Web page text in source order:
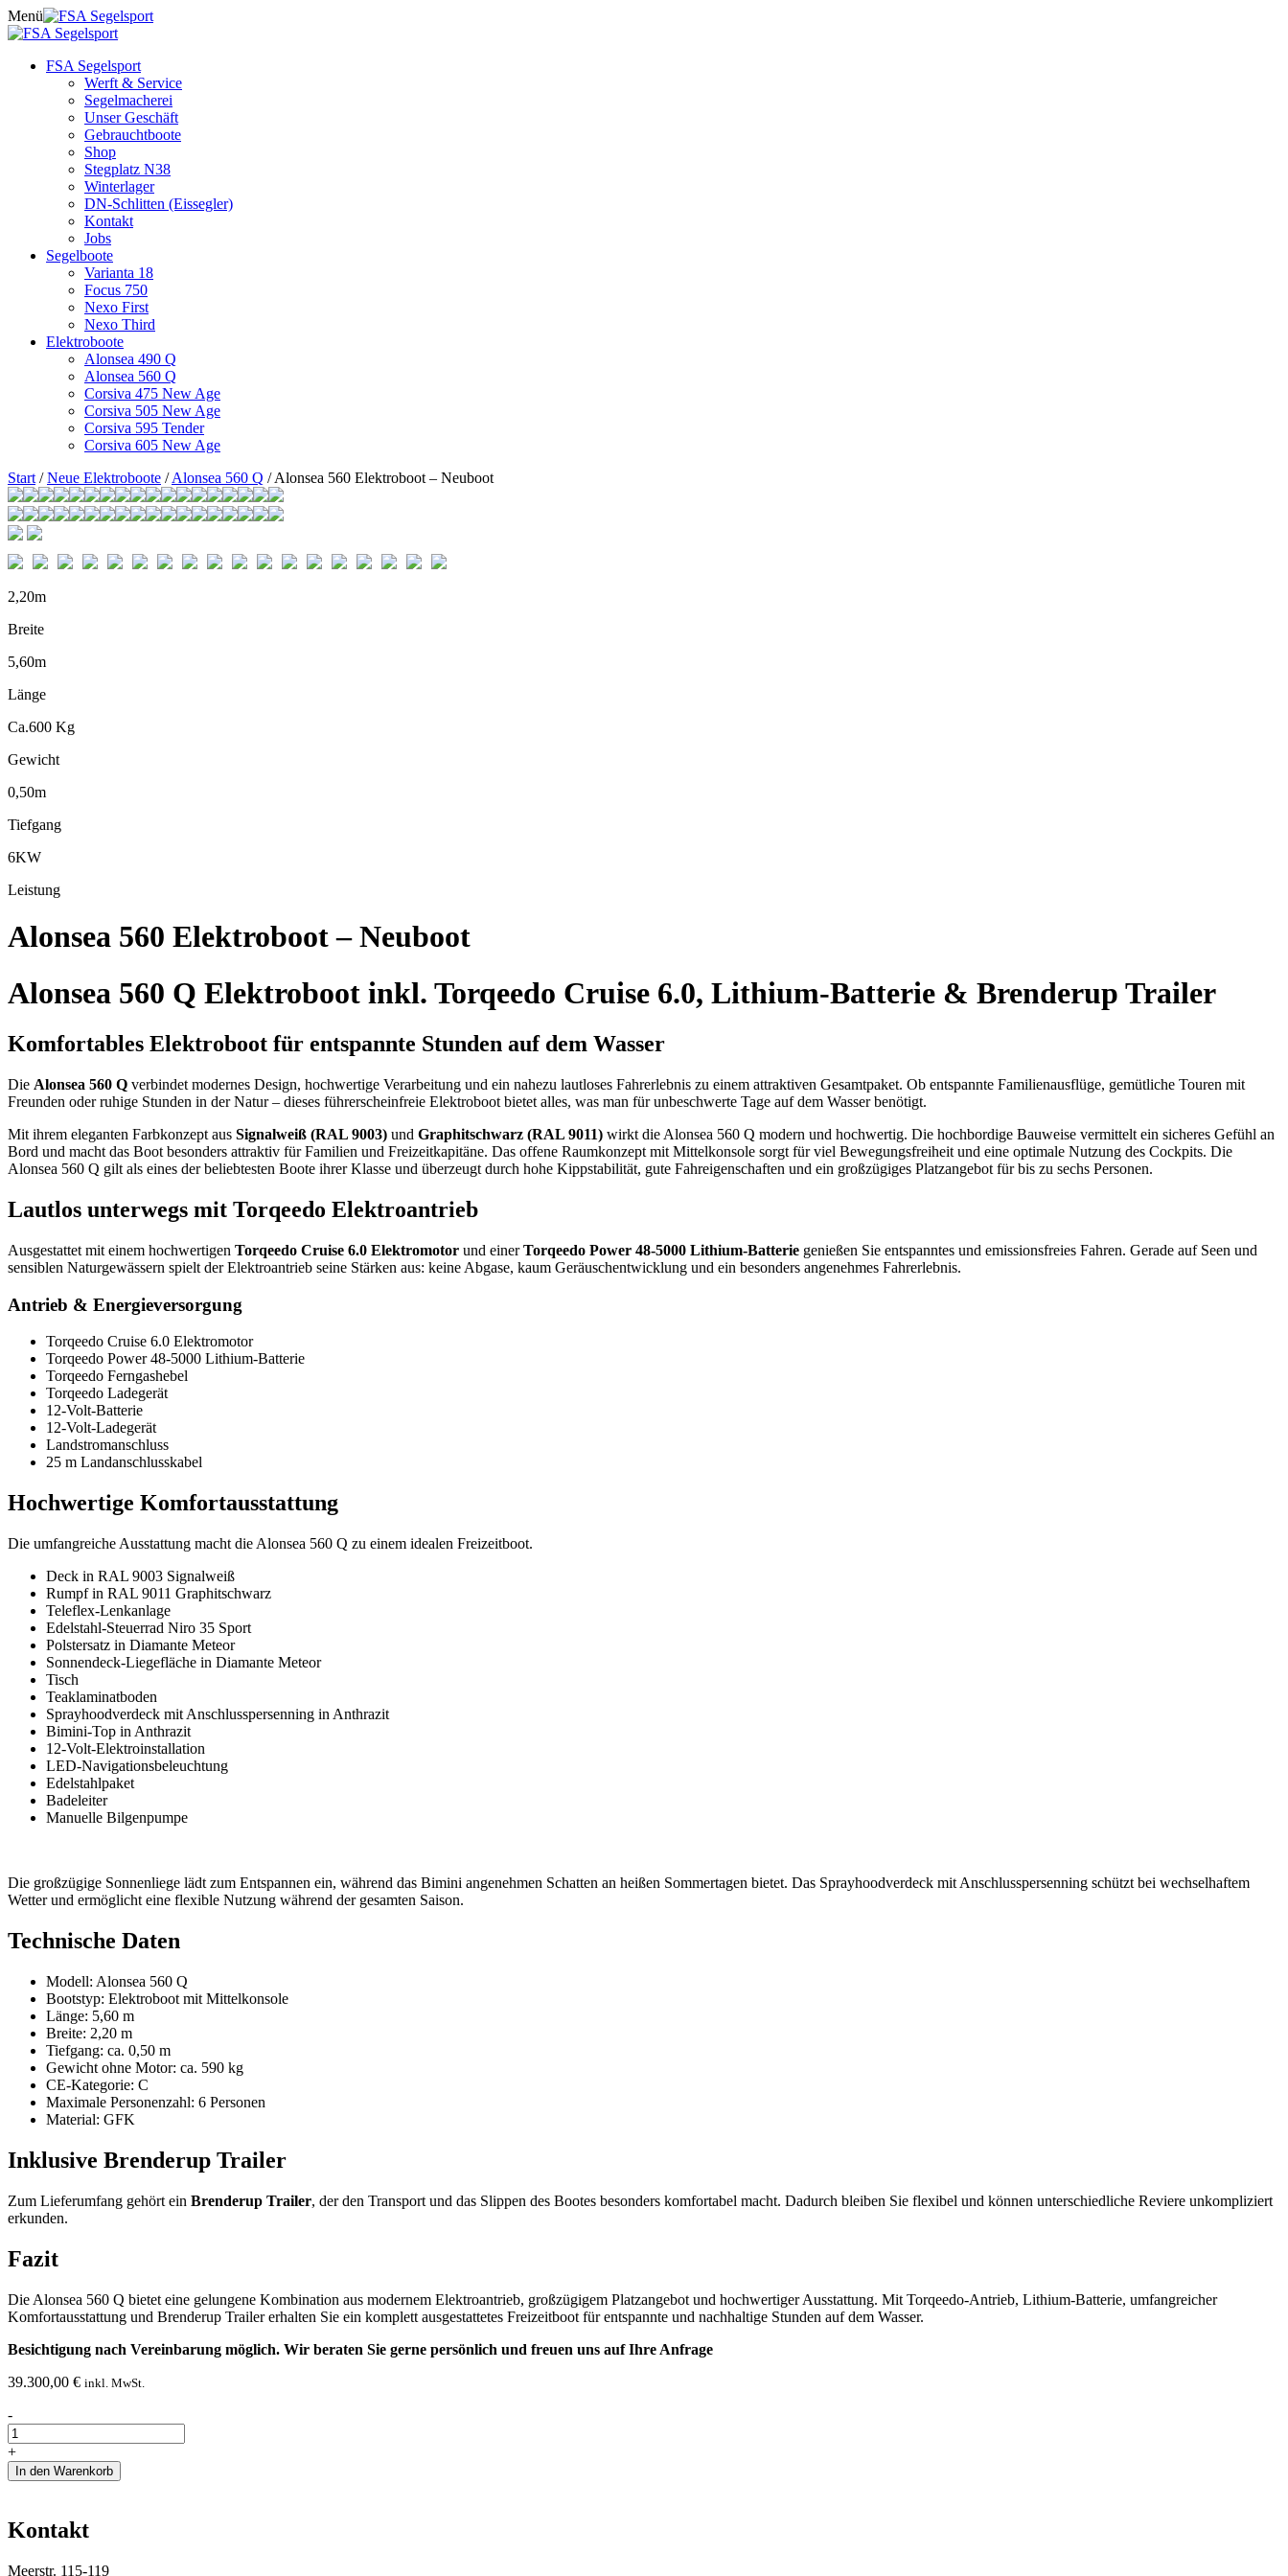
Skip
to
Menü
FSA Segelsport
Werft & Service
Segelmacherei
Unser Geschäft
Gebrauchtboote
Shop
Stegplatz N38
Winterlager
DN-Schlitten (Eissegler)
Kontakt
Jobs
Segelboote
Varianta 18
Focus 750
Nexo First
Nexo Third
Elektroboote
Alonsea 490 Q
Alonsea 560 Q
Corsiva 475 New Age
Corsiva 505 New Age
Corsiva 595 Tender
Corsiva 605 New Age
Start /Neue Elektroboote /Alonsea 560 Q / Alonsea 560 Elektroboot – Neuboot
2,20m
Breite
5,60m
Länge
Ca.600 Kg
Gewicht
0,50m
Tiefgang
6KW
Leistung
Alonsea 560 Elektroboot – Neuboot
Alonsea 560 Q Elektroboot inkl. Torqeedo Cruise 6.0, Lithium-Batterie & Brenderup Trailer
Komfortables Elektroboot für entspannte Stunden auf dem Wasser
Die Alonsea 560 Q verbindet modernes Design, hochwertige Verarbeitung und ein nahezu lautloses Fahrerlebnis zu einem attraktiven Gesamtpaket. Ob entspannte Familienausflüge, gemütliche Touren mit
Freunden oder ruhige Stunden in der Natur – dieses führerscheinfreie Elektroboot bietet alles, was man für unbeschwerte Tage auf dem Wasser benötigt.
Mit ihrem eleganten Farbkonzept aus Signalweiß (RAL 9003) und Graphitschwarz (RAL 9011) wirkt die Alonsea 560 Q modern und hochwertig. Die hochbordige Bauweise vermittelt ein sicheres Gefühl an
Bord und macht das Boot besonders attraktiv für Familien und Freizeitkapitäne. Das offene Raumkonzept mit Mittelkonsole sorgt für viel Bewegungsfreiheit und eine optimale Nutzung des Cockpits. Die
Alonsea 560 Q gilt als eines der beliebtesten Boote ihrer Klasse und überzeugt durch hohe Kippstabilität, gute Fahreigenschaften und ein großzügiges Platzangebot für bis zu sechs Personen.
Lautlos unterwegs mit Torqeedo Elektroantrieb
Ausgestattet mit einem hochwertigen Torqeedo Cruise 6.0 Elektromotor und einerTorqeedo Power 48-5000 Lithium-Batterie genießen Sie entspanntes und emissionsfreies Fahren. Gerade auf Seen und
sensiblen Naturgewässern spielt der Elektroantrieb seine Stärken aus: keine Abgase, kaum Geräuschentwicklung und ein besonders angenehmes Fahrerlebnis.
Antrieb & Energieversorgung
Torqeedo Cruise 6.0 Elektromotor
Torqeedo Power 48-5000 Lithium-Batterie
Torqeedo Ferngashebel
Torqeedo Ladegerät
12-Volt-Batterie
12-Volt-Ladegerät
Landstromanschluss
25 m Landanschlusskabel
Hochwertige Komfortausstattung
Die umfangreiche Ausstattung macht die Alonsea 560 Q zu einem idealen Freizeitboot.
Deck in RAL 9003 Signalweiß
Rumpf in RAL 9011 Graphitschwarz
Teleflex-Lenkanlage
Edelstahl-Steuerrad Niro 35 Sport
Polstersatz in Diamante Meteor
Sonnendeck-Liegefläche in Diamante Meteor
Tisch
Teaklaminatboden
Sprayhoodverdeck mit Anschlusspersenning in Anthrazit
Bimini-Top in Anthrazit
12-Volt-Elektroinstallation
LED-Navigationsbeleuchtung
Edelstahlpaket
Badeleiter
Manuelle Bilgenpumpe
Die großzügige Sonnenliege lädt zum Entspannen ein, während das Bimini angenehmen Schatten an heißen Sommertagen bietet. Das Sprayhoodverdeck mit Anschlusspersenning schützt bei wechselhaftem
Wetter und ermöglicht eine flexible Nutzung während der gesamten Saison.
Technische Daten
Modell: Alonsea 560 Q
Bootstyp: Elektroboot mit Mittelkonsole
Länge: 5,60 m
Breite: 2,20 m
Tiefgang: ca. 0,50 m
Gewicht ohne Motor: ca. 590 kg
CE-Kategorie: C
Maximale Personenzahl: 6 Personen
Material: GFK
Inklusive Brenderup Trailer
Zum Lieferumfang gehört ein Brenderup Trailer, der den Transport und das Slippen des Bootes besonders komfortabel macht. Dadurch bleiben Sie flexibel und können unterschiedliche Reviere unkompliziert
erkunden.
Fazit
Die Alonsea 560 Q bietet eine gelungene Kombination aus modernem Elektroantrieb, großzügigem Platzangebot und hochwertiger Ausstattung. Mit Torqeedo-Antrieb, Lithium-Batterie, umfangreicher
Komfortausstattung und Brenderup Trailer erhalten Sie ein komplett ausgestattetes Freizeitboot für entspannte und nachhaltige Stunden auf dem Wasser.
Besichtigung nach Vereinbarung möglich. Wir beraten Sie gerne persönlich und freuen uns auf Ihre Anfrage
39.300,00 € inkl. MwSt.
Alonsea
560
Elektroboot
-
Neuboot
-
+
In den Warenkorb
Kontakt
Meerstr. 115-119